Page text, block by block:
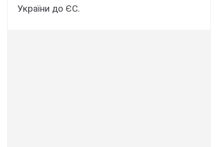
України до ЄС.